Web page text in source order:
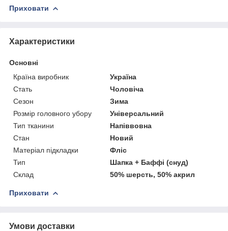
Приховати
Характеристики
Основні
Країна виробник
Україна
Стать
Чоловіча
Сезон
Зима
Розмір головного убору
Універсальний
Тип тканини
Напіввовна
Стан
Новий
Матеріал підкладки
Фліс
Тип
Шапка + Баффі (снуд)
Склад
50% шерсть, 50% акрил
Приховати
Умови доставки